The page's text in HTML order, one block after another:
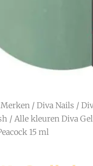
Merken / Diva Nails /
/ Alle kleuren Diva
15 ml